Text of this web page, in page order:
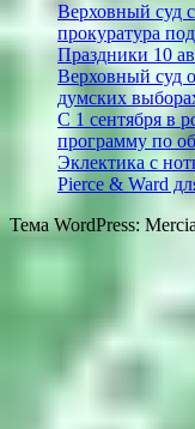
Верховный суд
прокуратура
Праздники 10
Верховный суд
думских
С 1 сентября в
программу по
Эклектика с
Pierce & Ward
Тема WordPress: